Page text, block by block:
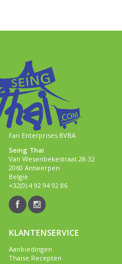
Fan Enterprises BVBA
Seing Thai
Van Wesenbekestraat 28-32
2060 Antwerpen
België
+32(0) 4 92 94 92 86
KLANTENSERVICE
Aanbiedingen
Thaise Recepten